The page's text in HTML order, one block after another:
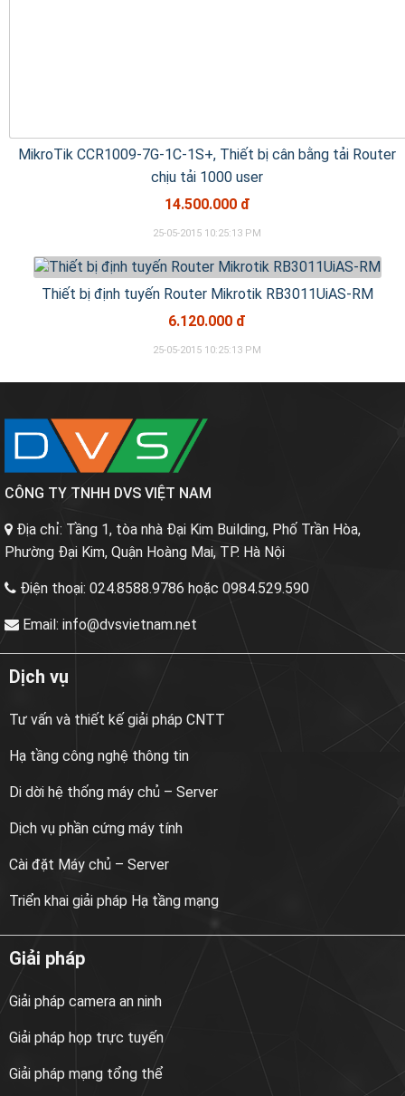
MikroTik CCR1009-7G-1C-1S+, Thiết bị cân bằng tải Router
chịu tải 1000 user
14.500.000 đ
25-05-2015 10:25:13 PM
Thiết bị định tuyến Router Mikrotik RB3011UiAS-RM
6.120.000 đ
25-05-2015 10:25:13 PM
CÔNG TY TNHH DVS VIỆT NAM
Địa chỉ: Tầng 1, tòa nhà Đại Kim Building, Phố Trần Hòa,
Phường Đại Kim, Quận Hoàng Mai, TP. Hà Nội
Điện thoại: 024.8588.9786 hoặc 0984.529.590
Email: info@dvsvietnam.net
Dịch vụ
Tư vấn và thiết kế giải pháp CNTT
Hạ tầng công nghệ thông tin
Di dời hệ thống máy chủ – Server
Dịch vụ phần cứng máy tính
Cài đặt Máy chủ – Server
Triển khai giải pháp Hạ tầng mạng
Giải pháp
Giải pháp camera an ninh
Giải pháp họp trực tuyến
Giải pháp mạng tổng thể